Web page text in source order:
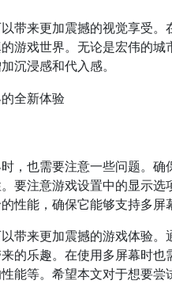
带来更加震撼的视觉享受
游戏世界。无论是宏伟的
沉浸感和代入感。
，也需要注意一些问题。
要注意游戏设置中的显示
性能，确保它能够支持多屏
带来更加震撼的游戏体验
的乐趣。在使用多屏幕时也
能等。希望本文对于想要